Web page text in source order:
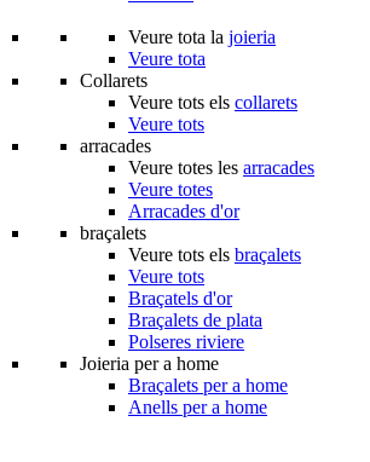
Veure tota la joieria
Veure tota
Collarets
Veure tots els collarets
Veure tots
arracades
Veure totes les arracades
Veure totes
Arracades d'or
braçalets
Veure tots els braçalets
Veure tots
Braçatels d'or
Braçalets de plata
Polseres riviere
Joieria per a home
Braçalets per a home
Anells per a home